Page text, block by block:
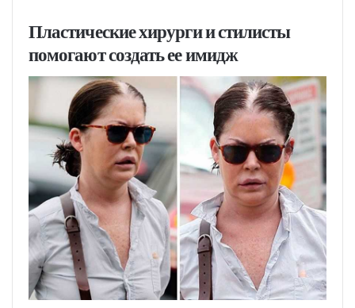
Пластические хирурги и стилисты
помогают создать ее имидж